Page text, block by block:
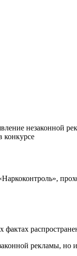
незаконной
конкурсе
рекламы, но